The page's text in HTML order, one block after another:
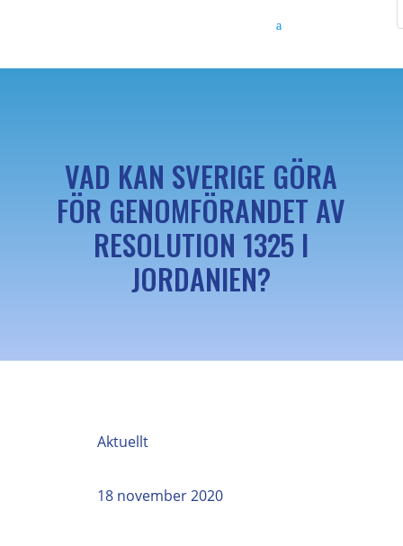
VAD KAN SVERIGE GÖRA
FÖR GENOMFÖRANDET AV
RESOLUTION 1325 I
JORDANIEN?
Aktuellt
18 november 2020